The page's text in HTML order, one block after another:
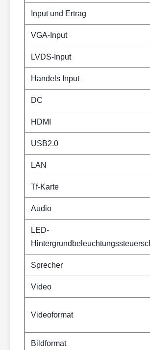
Input und Ertrag
VGA-Input
LVDS-Input
Handels Input
DC
HDMI
USB2.0
LAN
Tf-Karte
Audio
LED-
Sprecher
Video
Videoformat
Bildformat